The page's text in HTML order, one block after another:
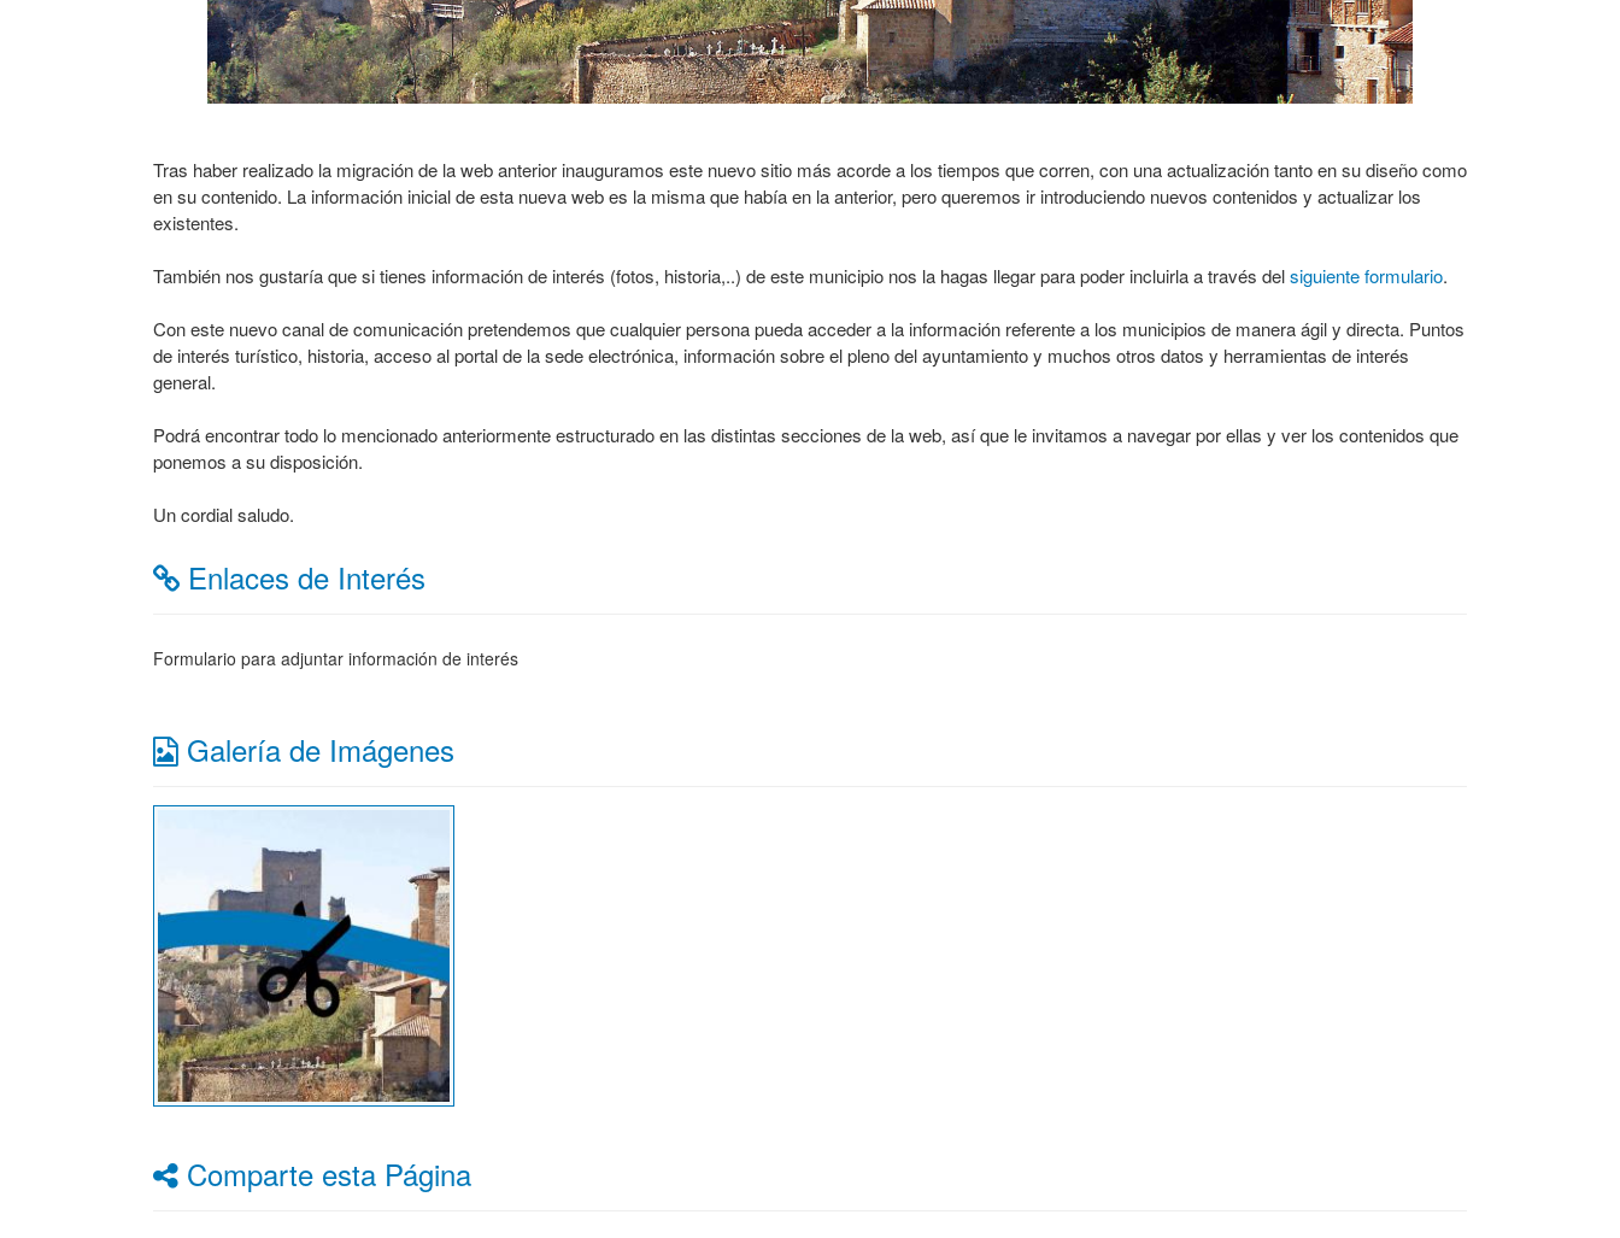
Tras haber realizado la migración de la web anterior inauguramos este nuevo sitio más acorde a los tiempos que corren, con una actualización tanto en su diseño como
en su contenido. La información inicial de esta nueva web es la misma que había en la anterior, pero queremos ir introduciendo nuevos contenidos y actualizar los
existentes.
También nos gustaría que si tienes información de interés (fotos, historia,..) de este municipio nos la hagas llegar para poder incluirla a través delsiguiente formulario.
Con este nuevo canal de comunicación pretendemos que cualquier persona pueda acceder a la información referente a los municipios de manera ágil y directa. Puntos
de interés turístico, historia, acceso al portal de la sede electrónica, información sobre el pleno del ayuntamiento y muchos otros datos y herramientas de interés
general.
Podrá encontrar todo lo mencionado anteriormente estructurado en las distintas secciones de la web, así que le invitamos a navegar por ellas y ver los contenidos que
ponemos a su disposición.
Un cordial saludo.
Enlaces de Interés
Formulario para adjuntar información de interés
Galería de Imágenes
Comparte esta Página